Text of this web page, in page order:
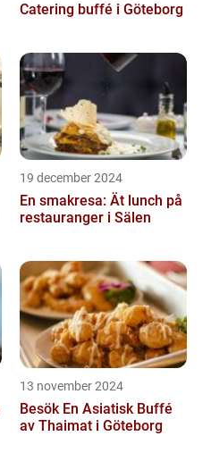
Catering buffé i Göteborg
19 december 2024
En smakresa: Ät lunch på
restauranger i Sälen
13 november 2024
Besök En Asiatisk Buffé
av Thaimat i Göteborg